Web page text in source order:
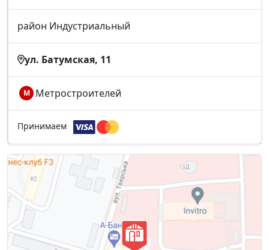
район Индустриальный
ул. Батумская, 11
М Метростроителей
Принимаем